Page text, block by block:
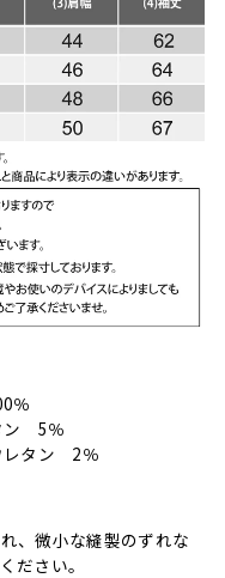
％
ン 5％
レタン 2％
、微小な縫製のずれな
ださい。